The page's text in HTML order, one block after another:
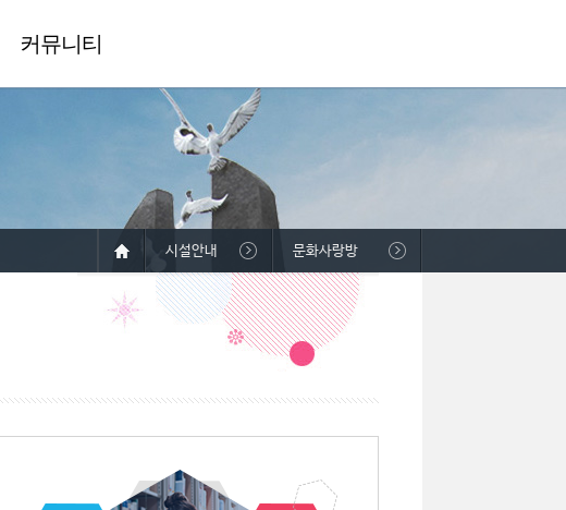
커뮤니티
시설안내 문화사랑방